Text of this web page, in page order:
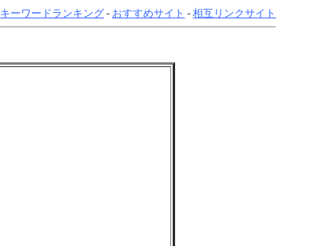
キーワードランキング - おすすめサイト -相互リンクサイト